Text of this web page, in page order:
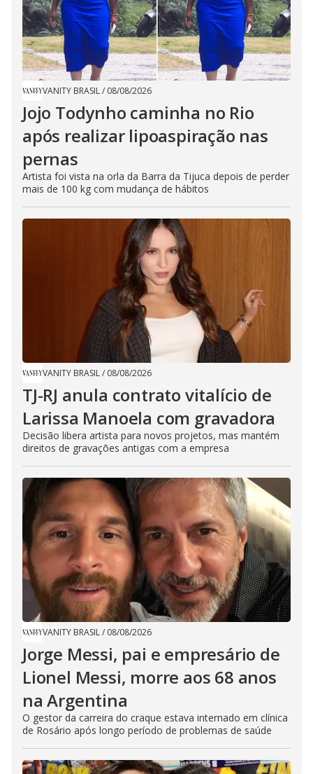
VANITY BRASIL/ 08/08/2026
Jojo Todynho caminha no Rio
após realizar lipoaspiração nas
pernas
Artista foi vista na orla da Barra da Tijuca depois de perder
mais de 100 kg com mudança de hábitos
VANITY BRASIL/ 08/08/2026
TJ-RJ anula contrato vitalício de
Larissa Manoela com gravadora
Decisão libera artista para novos projetos, mas mantém
direitos de gravações antigas com a empresa
VANITY BRASIL/ 08/08/2026
Jorge Messi, pai e empresário de
Lionel Messi, morre aos 68 anos
na Argentina
O gestor da carreira do craque estava internado em clínica
de Rosário após longo período de problemas de saúde